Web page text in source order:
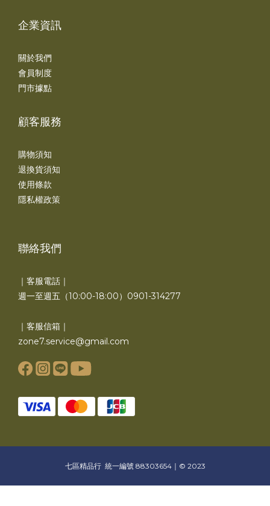
企業資訊
關於我們
會員制度
門市據點
顧客服務
購物須知
退換貨須知
使用條款
隱私權政策
聯絡我們
｜客服電話｜
週一至週五（10:00-18:00）0901-314277
｜客服信箱｜
zone7.service@gmail.com
七區精品行 統一編號 88303654｜© 2023